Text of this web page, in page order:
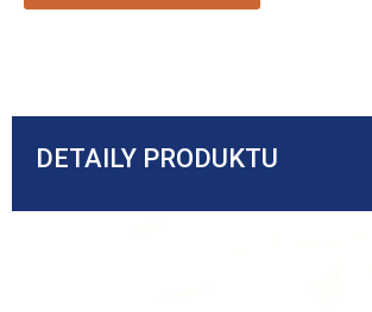
DETAILY PRODUKTU